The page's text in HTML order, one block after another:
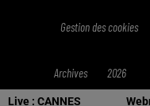
Live : CANNES
Gestion des cookies
Archives 2026